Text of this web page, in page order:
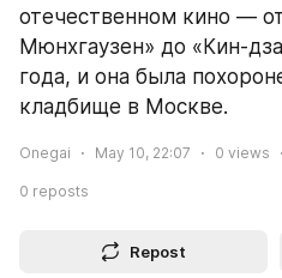
отечественном кино —
Мюнхгаузен» до «Кин-
года, и она была
кладбище в Москве.
Onegai May 10, 22:07 0 views
0 reposts
Repost